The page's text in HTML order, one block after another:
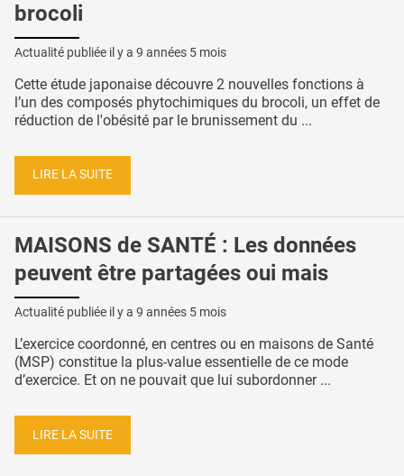
brocoli
Actualité publiée il y a 9 années 5 mois
Cette étude japonaise découvre 2 nouvelles fonctions à
l’un des composés phytochimiques du brocoli, un effet de
réduction de l'obésité par le brunissement du ...
LIRE LA SUITE
MAISONS de SANTÉ : Les données
peuvent être partagées oui mais
Actualité publiée il y a 9 années 5 mois
L’exercice coordonné, en centres ou en maisons de Santé
(MSP) constitue la plus-value essentielle de ce mode
d’exercice. Et on ne pouvait que lui subordonner ...
LIRE LA SUITE